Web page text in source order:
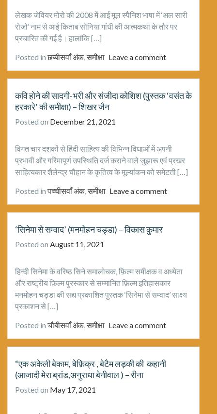
लेखक जेवियर मोरो की 2008 में आई मूल स्पैनिश भाषा में ‘अल सारी
रोजो’ नाम से आई किताब सोनिया गांधी की आत्मकथा के तौर पर
प्रचारित की गई है। हालांकि […]
Posted inछब्बीसवाँ अंक,समीक्षा Leave a comment
कवि होने की सादगी-भरी और संजीदा कोशिश (पुस्तक ‘वसंत के
हरकारे’ की समीक्षा) – शिखर जैन
Posted on December 21, 2021
विगत चार दशकों से हिंदी साहित्य की विभिन्न विधाओं में अपनी
प्रभावी और गरिमापूर्ण उपस्थिति दर्ज कराने वाले जुझारू एवं प्रखर
साहित्यकार शैलेन्द्र चौहान के कृतित्व के मूल्यांकन को समेटती […]
Posted inपच्चीसवाँ अंक,समीक्षा Leave a comment
‘सिनेमा से सम्वाद’ (मनमोहन चड्डा) – विकास कुमार
Posted on August 11, 2021
हिन्दी सिनेमा के वरिष्ठ सिने समालोचक, फ़िल्म समीक्षक व अध्येता
और राष्ट्रीय फ़िल्म पुरस्कार से सम्मानित फ़िल्म इतिहासकार
मनमोहन चड्डा की सद्य प्रकाशित पुस्तक ‘सिनेमा से सम्वाद’ साक्ष्य
प्रकाशन से […]
Posted inचौबीसवाँ अंक,समीक्षा Leave a comment
“एक अकेली बेकाम, बेफ़िक्र , बेटैम लड़की की कहानी
(आजादी मेरा ब्रांड,अनुराधा बेनीवाल ) – रीना
Posted on May 17, 2021